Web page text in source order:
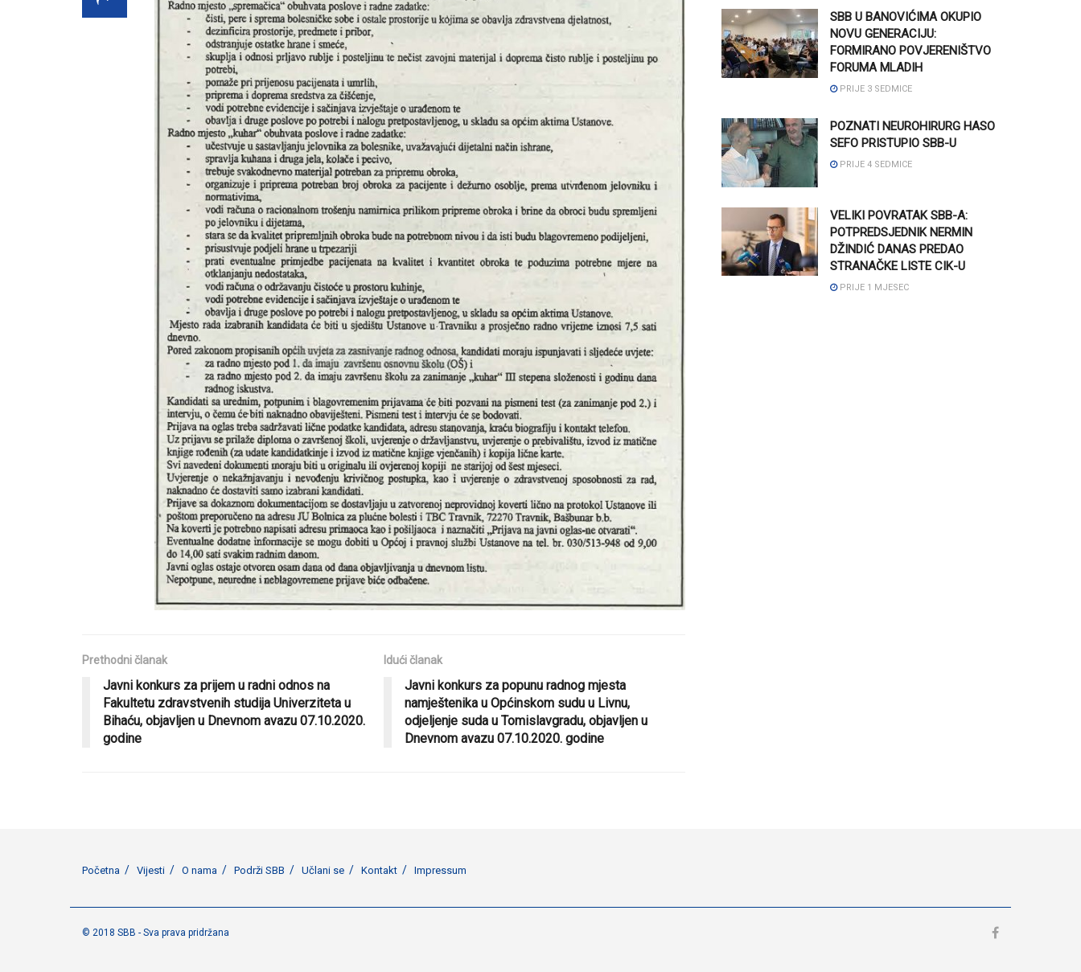
Prethodni članak
Javni konkurs za prijem u radni odnos na
Fakultetu zdravstvenih studija Univerziteta u
Bihaću, objavljen u Dnevnom avazu 07.10.2020.
godine
Idući članak
Javni konkurs za popunu radnog mjesta
namještenika u Općinskom sudu u Livnu,
odjeljenje suda u Tomislavgradu, objavljen u
Dnevnom avazu 07.10.2020. godine
SBB U BANOVIĆIMA OKUPIO
NOVU GENERACIJU:
FORMIRANO POVJERENIŠTVO
FORUMA MLADIH
PRIJE 3 SEDMICE
POZNATI NEUROHIRURG HASO
SEFO PRISTUPIO SBB-U
PRIJE 4 SEDMICE
VELIKI POVRATAK SBB-A:
POTPREDSJEDNIK NERMIN
DŽINDIĆ DANAS PREDAO
STRANAČKE LISTE CIK-U
PRIJE 1 MJESEC
Početna Vijesti O nama Podrži SBB Učlani se Kontakt Impressum
© 2018 SBB - Sva prava pridržana